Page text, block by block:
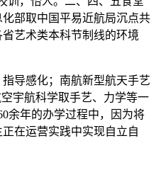
部取中国平易近航局沉点共
艺术类本科节制线的环境
导感化；南航新型航天手艺
宇航科学取手艺、力学等一
余年的办学过程中，因为将
在运营实践中实现自立自